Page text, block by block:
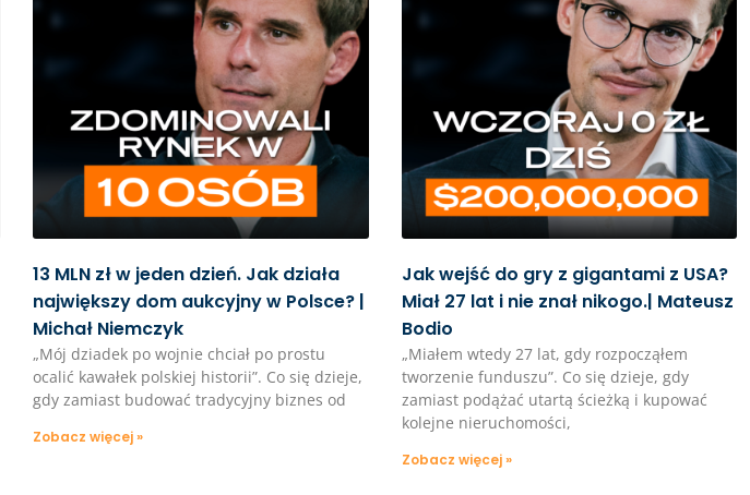
13 MLN zł w jeden dzień. Jak działa
największy dom aukcyjny w Polsce? |
Michał Niemczyk
„Mój dziadek po wojnie chciał po prostu
ocalić kawałek polskiej historii”. Co się dzieje,
gdy zamiast budować tradycyjny biznes od
Zobacz więcej »
Jak wejść do gry z gigantami z USA?
Miał 27 lat i nie znał nikogo.| Mateusz
Bodio
„Miałem wtedy 27 lat, gdy rozpocząłem
tworzenie funduszu”. Co się dzieje, gdy
zamiast podążać utartą ścieżką i kupować
kolejne nieruchomości,
Zobacz więcej »